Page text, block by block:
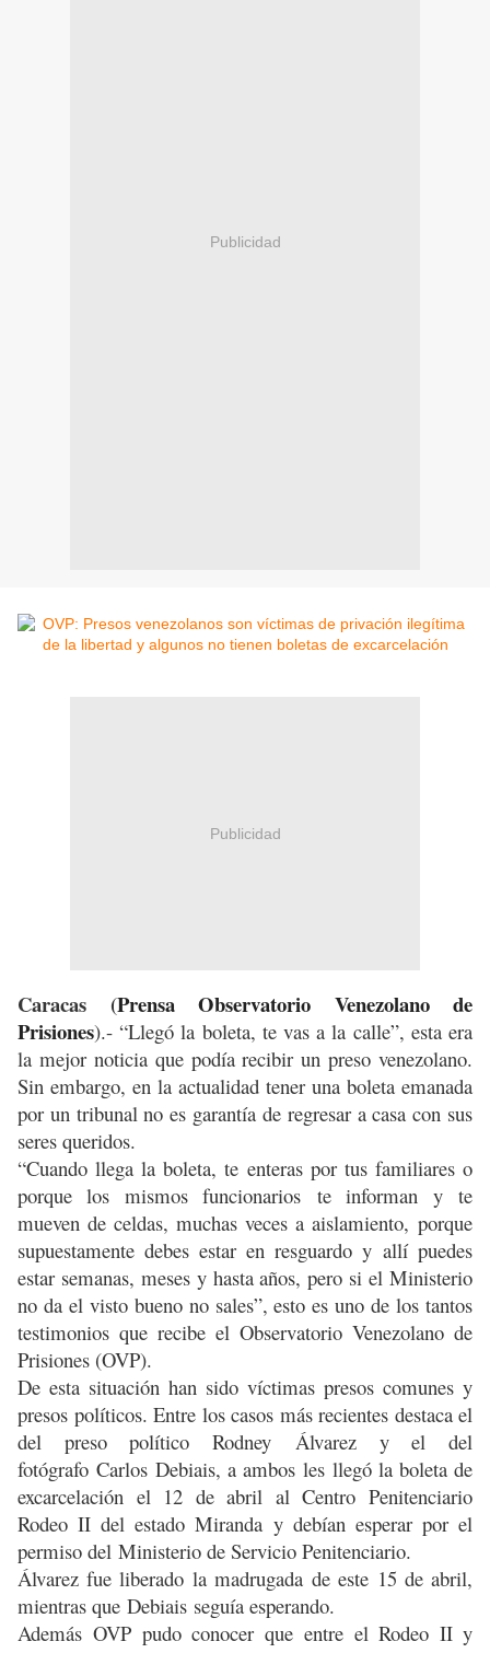
Publicidad
Publicidad
Caracas (Prensa Observatorio Venezolano de
Prisiones).- “Llegó la boleta, te vas a la calle”, esta era
la mejor noticia que podía recibir un preso venezolano.
Sin embargo, en la actualidad tener una boleta emanada
por un tribunal no es garantía de regresar a casa con sus
seres queridos.
“Cuando llega la boleta, te enteras por tus familiares o
porque los mismos funcionarios te informan y te
mueven de celdas, muchas veces a aislamiento, porque
supuestamente debes estar en resguardo y allí puedes
estar semanas, meses y hasta años, pero si el Ministerio
no da el visto bueno no sales”, esto es uno de los tantos
testimonios que recibe el Observatorio Venezolano de
Prisiones (OVP).
De esta situación han sido víctimas presos comunes y
presos políticos. Entre los casos más recientes destaca el
del preso político Rodney Álvarez y el del
fotógrafo Carlos Debiais, a ambos les llegó la boleta de
excarcelación el 12 de abril al Centro Penitenciario
Rodeo II del estado Miranda y debían esperar por el
permiso del Ministerio de Servicio Penitenciario.
Álvarez fue liberado la madrugada de este 15 de abril,
mientras que Debiais seguía esperando.
Además OVP pudo conocer que entre el Rodeo II y